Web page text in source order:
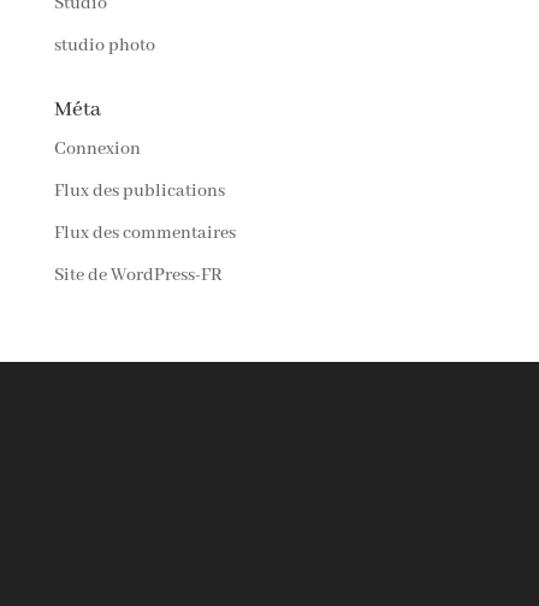
studio photo
Méta
Connexion
Flux des publications
Flux des commentaires
Site de WordPress-FR